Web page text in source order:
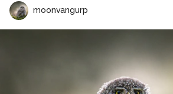
moonvangurp